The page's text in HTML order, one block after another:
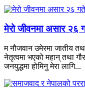
मेरो जीवनमा असार २६
म नौजवान उमेरमा जातीय
नेतृत्वमा भएको महान् तथा
जनयुद्धमा होमिनु मेरा लागि...